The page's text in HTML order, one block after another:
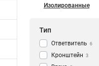
Изолированные
Тип
Ответвитель 6
Кронштейн 3